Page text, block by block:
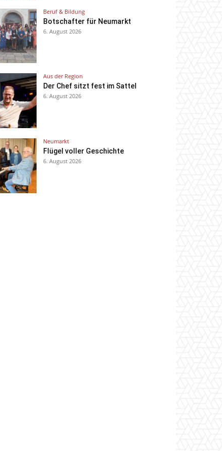
Beruf & Bildung
Botschafter für Neumarkt
6. August 2026
Aus der Region
Der Chef sitzt fest im Sattel
6. August 2026
Neumarkt
Flügel voller Geschichte
6. August 2026